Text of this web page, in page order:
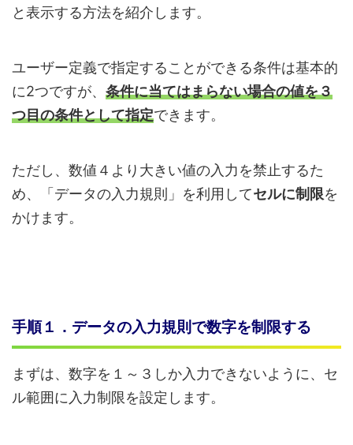
と表示する方法を紹介します。
ユーザー定義で指定することができる条件は基本的
に2つですが、 条件に当てはまらない場合の値を３
つ目の条件として指定できます。
ただし、数値４より大きい値の入力を禁止するた
め、「データの入力規則」を利用してセルに制限を
かけます。
手順１．データの入力規則で数字を制限する
まずは、数字を１～３しか入力できないように、セ
ル範囲に入力制限を設定します。